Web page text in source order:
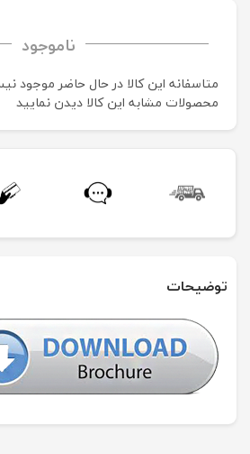
ناموجود
متاسفانه این کالا در حال حاضر موجود
محصولات مشابه این کالا دیدن نمایید
توضیحات